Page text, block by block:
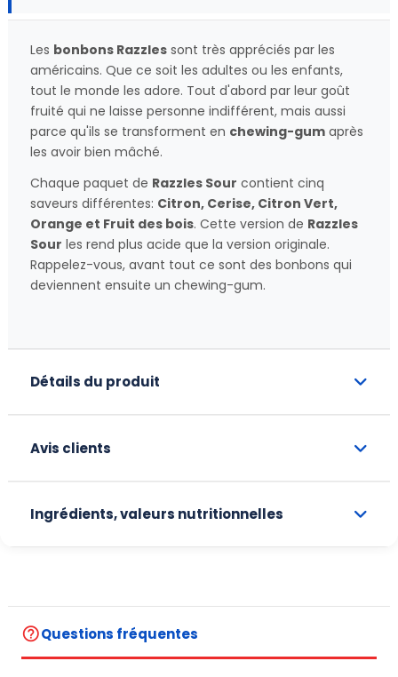
Les bonbons Razzles sont très appréciés par les
américains. Que ce soit les adultes ou les enfants,
tout le monde les adore. Tout d'abord par leur goût
fruité qui ne laisse personne indifférent, mais aussi
parce qu'ils se transforment en chewing-gum après
les avoir bien mâché.
Chaque paquet de Razzles Sour contient cinq
saveurs différentes: Citron, Cerise, Citron Vert,
Orange et Fruit des bois. Cette version de Razzles
Sour les rend plus acide que la version originale.
Rappelez-vous, avant tout ce sont des bonbons qui
deviennent ensuite un chewing-gum.
Détails du produit
Avis clients
Ingrédients, valeurs nutritionnelles
help_outlineQuestions fréquentes